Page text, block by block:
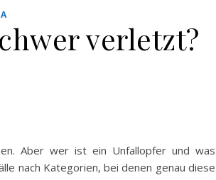
verletzt?
Aber wer ist ein Unfallopfer und was
nach Kategorien, bei denen genau diese